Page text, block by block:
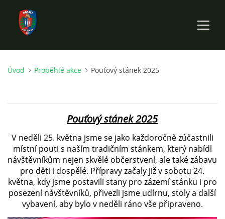
ÚVOD
HISTORIE SBORU
VÝKONNÝ VÝBOR SBORU
DOKUMENTY
VÝJEZDOVÁ JEDNOTKA
Úvod Proběhlé akce Pouťový stánek 2025
Pouťový stánek 2025
V neděli 25. května jsme se jako každoročně zúčastnili
místní pouti s naším tradičním stánkem, který nabídl
návštěvníkům nejen skvělé občerstvení, ale také zábavu
pro děti i dospělé. Přípravy začaly již v sobotu 24.
května, kdy jsme postavili stany pro zázemí stánku i pro
posezení návštěvníků, přivezli jsme udírnu, stoly a další
vybavení, aby bylo v neděli ráno vše připraveno.